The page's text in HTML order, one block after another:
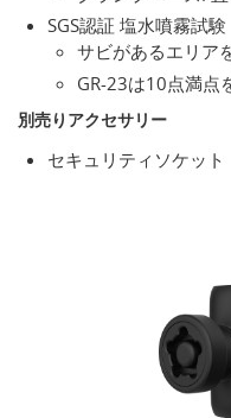
SGS認証 塩水噴霧試験
サビがあるエリア
GR-23は10点満点
別売りアクセサリー
セキュリティソケット